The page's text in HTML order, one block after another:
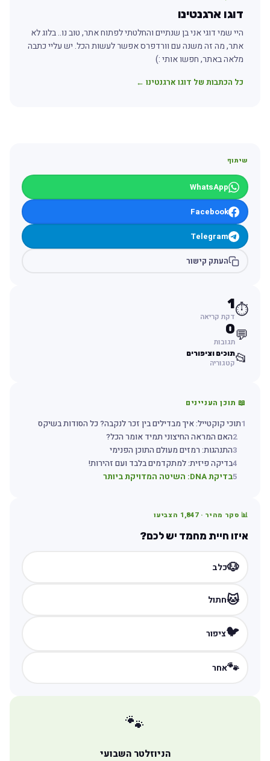
דוגו ארגנטינו
היי שמי דוגי אני בן שנתיים והחלטתי לפתוח אתר, טוב נו.. בלוג לא
אתר, מה זה משנה עם וורדפרס אפשר לעשות הכל. יש עליי כתבה
מלאה באתר, חפשו אותי :)
כל הכתבות של דוגו ארגנטינו ←
שיתוף
WhatsApp
Facebook
Telegram
העתק קישור
⏱️
1
דקת קריאה
💬
0
תגובות
📂תוכים וציפורים
קטגוריה
📖 תוכן העניינים
תוכי קוקטייל: איך מבדילים בין זכר לנקבה? כל הסודות בשיקס
2האם המראה החיצוני תמיד אומר הכל?
התנהגות: רמזים מעולם התוכן הפנימי
בדיקה פיזית: למתקדמים בלבד ועם זהירות!
בדיקת DNA: השיטה המדויקת ביותר
📊 סקר מהיר · 1,847הצביעו
איזו חיית מחמד יש לכם?
🐶כלב
🐱חתול
🐦ציפור
🐾אחר
🐾
הניוזלטר השבועי